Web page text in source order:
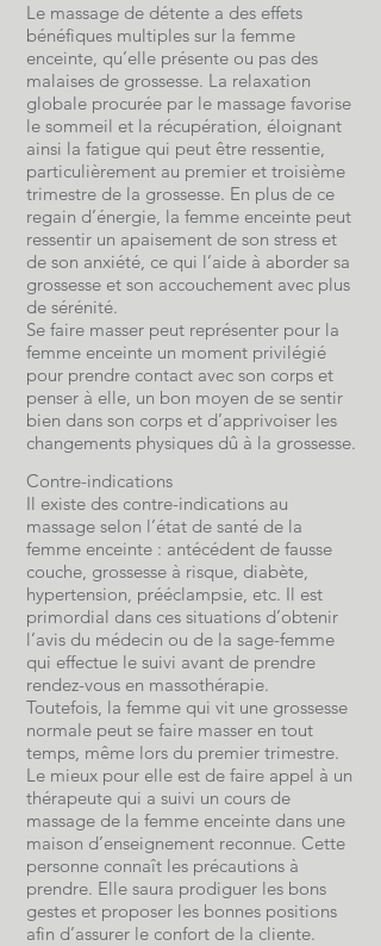
Le massage de détente a des effets
bénéfiques multiples sur la femme
enceinte, qu’elle présente ou pas des
malaises de grossesse. La relaxation
globale procurée par le massage favorise
le sommeil et la récupération, éloignant
ainsi la fatigue qui peut être ressentie,
particulièrement au premier et troisième
trimestre de la grossesse. En plus de ce
regain d’énergie, la femme enceinte peut
ressentir un apaisement de son stress et
de son anxiété, ce qui l’aide à aborder sa
grossesse et son accouchement avec plus
de sérénité.
Se faire masser peut représenter pour la
femme enceinte un moment privilégié
pour prendre contact avec son corps et
penser à elle, un bon moyen de se sentir
bien dans son corps et d’apprivoiser les
changements physiques dû à la grossesse.
Contre-indications
Il existe des contre-indications au
massage selon l’état de santé de la
femme enceinte : antécédent de fausse
couche, grossesse à risque, diabète,
hypertension, prééclampsie, etc. Il est
primordial dans ces situations d’obtenir
l’avis du médecin ou de la sage-femme
qui effectue le suivi avant de prendre
rendez-vous en massothérapie.
Toutefois, la femme qui vit une grossesse
normale peut se faire masser en tout
temps, même lors du premier trimestre.
Le mieux pour elle est de faire appel à un
thérapeute qui a suivi un cours de
massage de la femme enceinte dans une
maison d’enseignement reconnue. Cette
personne connaît les précautions à
prendre. Elle saura prodiguer les bons
gestes et proposer les bonnes positions
afin d’assurer le confort de la cliente.